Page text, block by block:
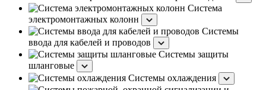
Система
электромонтажных колонн
Системы
ввода для кабелей и проводов
Системы защиты
шланговые
Системы охлаждения